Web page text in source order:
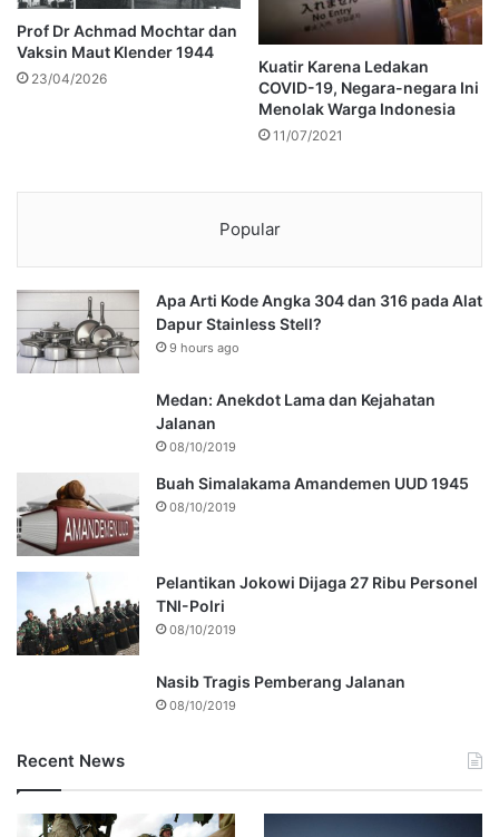
Prof Dr Achmad Mochtar dan
Vaksin Maut Klender 1944
23/04/2026
Kuatir Karena Ledakan
COVID-19, Negara-negara Ini
Menolak Warga Indonesia
11/07/2021
Popular
Apa Arti Kode Angka 304 dan 316 pada Alat
Dapur Stainless Stell?
9 hours ago
Medan: Anekdot Lama dan Kejahatan
Jalanan
08/10/2019
Buah Simalakama Amandemen UUD 1945
08/10/2019
Pelantikan Jokowi Dijaga 27 Ribu Personel
TNI-Polri
08/10/2019
Nasib Tragis Pemberang Jalanan
08/10/2019
Recent News